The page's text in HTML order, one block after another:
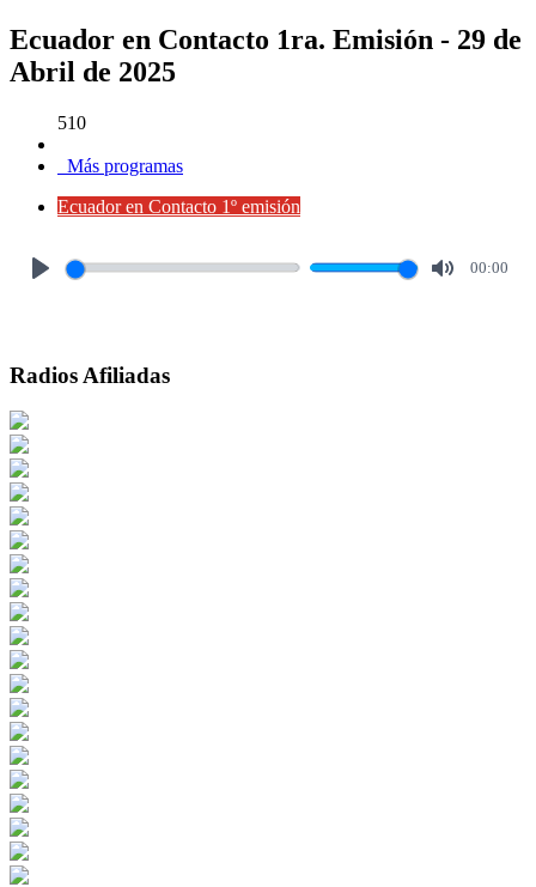
Ecuador en Contacto 1ra. Emisión - 29 de
Abril de 2025
510
Más programas
Ecuador en Contacto 1º emisión
00:00
Radios Afiliadas